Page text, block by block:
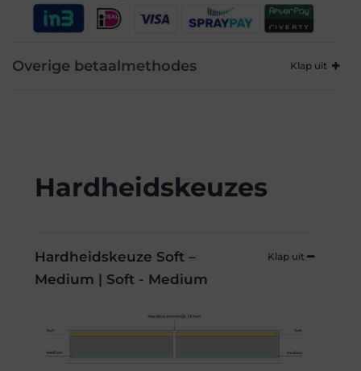
Overige betaalmethodes
Hardheidskeuzes
Hardheidskeuze Soft –
Medium | Soft - Medium